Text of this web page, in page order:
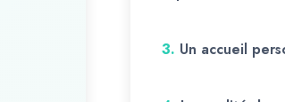
3. Un accueil